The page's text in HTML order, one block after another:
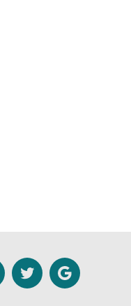
TwitterGoogle